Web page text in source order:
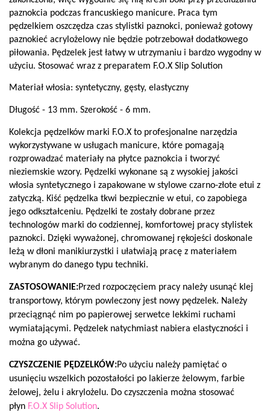
paznokcia podczas francuskiego manicure. Praca tym
pędzelkiem oszczędza czas stylistki paznokci, ponieważ gotowy
paznokieć acrylożelowy nie będzie potrzebował dodatkowego
piłowania. Pędzelek jest łatwy w utrzymaniu i bardzo wygodny w
użyciu. Stosować wraz z preparatem F.O.X Slip Solution
Materiał włosia: syntetyczny, gęsty, elastyczny
Długość - 13 mm. Szerokość - 6 mm.
Kolekcja pędzelków marki F.O.X to profesjonalne narzędzia
wykorzystywane w usługach manicure, które pomagają
rozprowadzać materiały na płytce paznokcia i tworzyć
nieziemskie wzory. Pędzelki wykonane są z wysokiej jakości
włosia syntetycznego i zapakowane w stylowe czarno-złote etui z
zatyczką. Kiść pędzelka tkwi bezpiecznie w etui, co zapobiega
jego odkształceniu. Pędzelki te zostały dobrane przez
technologów marki do codziennej, komfortowej pracy stylistek
paznokci. Dzięki wyważonej, chromowanej rękojeści doskonale
leżą w dłoni manikiurzystki i ułatwiają pracę z materiałem
wybranym do danego typu techniki.
ZASTOSOWANIE:Przed rozpoczęciem pracy należy usunąć klej
transportowy, którym powleczony jest nowy pędzelek. Należy
przeciągnąć nim po papierowej serwetce lekkimi ruchami
wymiatającymi. Pędzelek natychmiast nabiera elastyczności i
można go używać.
CZYSZCZENIE PĘDZELKÓW:Po użyciu należy pamiętać o
usunięciu wszelkich pozostałości po lakierze żelowym, farbie
żelowej, żelu i akrylożelu. Do czyszczenia można stosować
płyn F.O.X Slip Solution.